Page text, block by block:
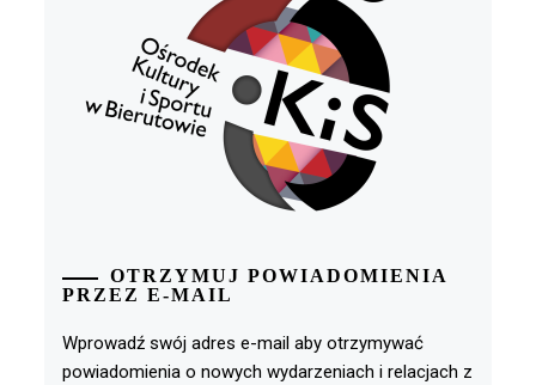
OTRZYMUJ POWIADOMIENIA
PRZEZ E-MAIL
Wprowadź swój adres e-mail aby otrzymywać
powiadomienia o nowych wydarzeniach i relacjach z